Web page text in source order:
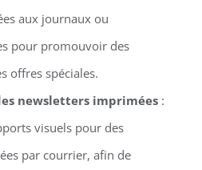
aux journaux ou
pour promouvoir des
offres spéciales.
newsletters imprimées:
visuels pour des
par courrier, afin de